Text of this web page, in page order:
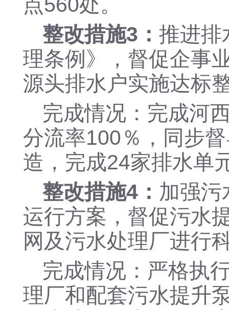
整改措施3： 推进排
理条例》，督促企事
源头排水户实施达标
完成情况：完成河
分流率100％，同步
造，完成24家排水单
整改措施4： 加强污
运行方案，督促污水
网及污水处理厂进行
完成情况：严格执
理厂和配套污水提升